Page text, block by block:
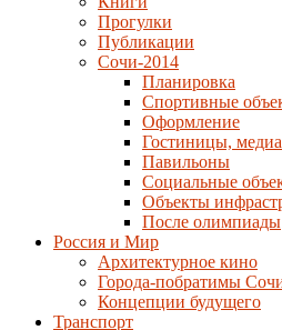
Прогулки
Публикации
Сочи-2014
Планировка
Спортивные
Оформление
Гостиницы,
Павильоны
Социальные
Объекты
После олимпиады
Россия и Мир
Архитектурное кино
Города-побратимы
Концепции будущего
Транспорт